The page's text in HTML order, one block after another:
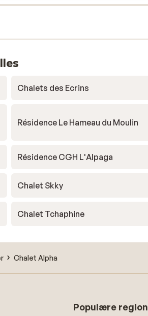
Chalets des Ecrins
Résidence Le Hameau du Moulin
Résidence CGH L'Alpaga
Chalet Skky
Chalet Tchaphine
Chalet Alpha
Populære